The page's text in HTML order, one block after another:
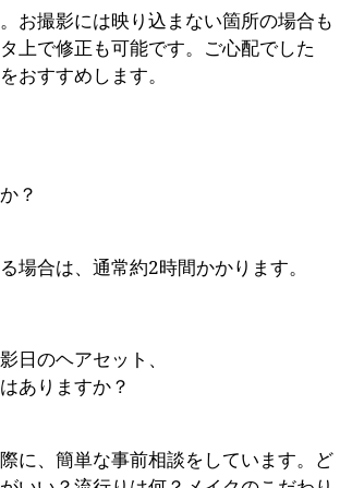
お撮影には映り込まない箇所の場合も
上で修正も可能です。ご心配でした
おすすめします。
？
場合は、通常約2時間かかります。
日のヘアセット、
ありますか？
に、簡単な事前相談をしています。ど